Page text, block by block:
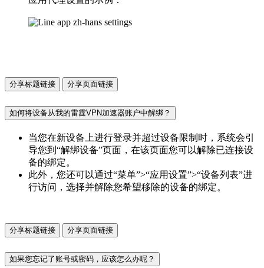
分享标题链接 分享页面链接
如何将设备从我的雷霆VPN加速器账户中解绑？
当您在新设备上进行登录并超过设备限制时，系统会引
导您到“解绑设备”页面，在该页面您可以解除已连接设
备的绑定。
此外，您还可以通过“菜单”>“应用设置”>“设备列表”进
行访问，选择并解除您希望移除的设备的绑定。
分享标题链接 分享页面链接
如果您忘记了账号或密码，应该怎么办呢？